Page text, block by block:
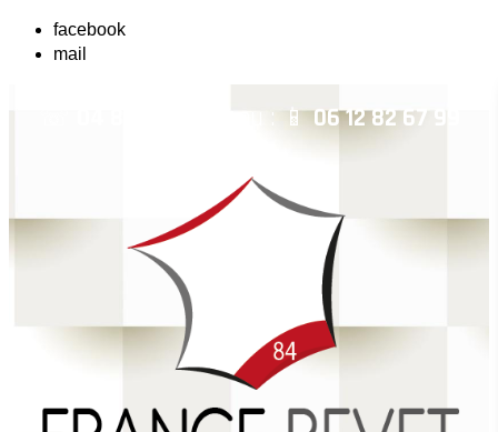
facebook
mail
ou : 📱06 12 82 67 99